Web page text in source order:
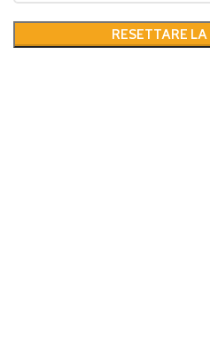
RESETTARE